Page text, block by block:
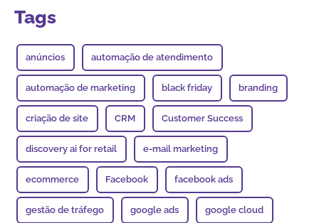
Tags
anúncios automação de atendimento
automação de marketing black friday branding
criação de site CRM Customer Success
discovery ai for retail e-mail marketing
ecommerce Facebook facebook ads
gestão de tráfego google ads google cloud